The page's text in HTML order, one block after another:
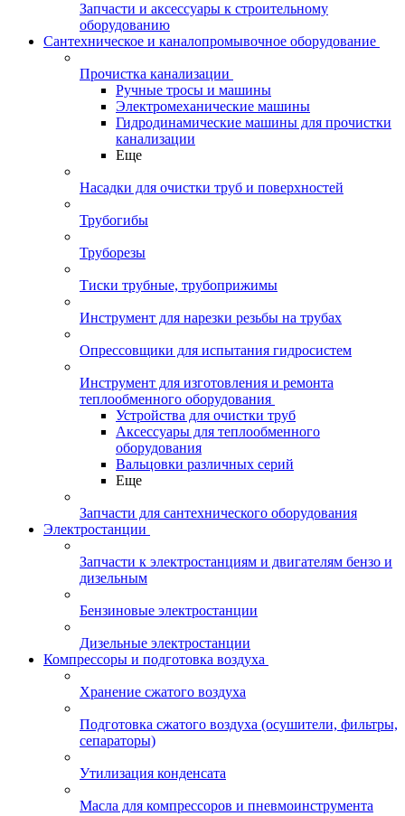
Запчасти и аксессуары к строительному
оборудованию
Сантехническое и каналопромывочное оборудование
Прочистка канализации
Ручные тросы и машины
Электромеханические машины
Гидродинамические машины для прочистки
канализации
Еще
Насадки для очистки труб и поверхностей
Трубогибы
Труборезы
Тиски трубные, трубоприжимы
Инструмент для нарезки резьбы на трубах
Опрессовщики для испытания гидросистем
Инструмент для изготовления и ремонта
теплообменного оборудования
Устройства для очистки труб
Аксессуары для теплообменного
оборудования
Вальцовки различных серий
Еще
Запчасти для сантехнического оборудования
Электростанции
Запчасти к электростанциям и двигателям бензо и
дизельным
Бензиновые электростанции
Дизельные электростанции
Компрессоры и подготовка воздуха
Хранение сжатого воздуха
Подготовка сжатого воздуха (осушители, фильтры,
сепараторы)
Утилизация конденсата
Масла для компрессоров и пневмоинструмента